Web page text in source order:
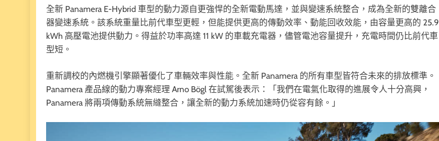
全新 Panamera E-Hybrid 車型的動力源自更強悍的全新電動馬達，並與變速系統整合，成為全新的雙離合
器變速系統。該系統重量比前代車型更輕，但能提供更高的傳動效率、動能回收效能，由容量更高的 25.9
kWh 高壓電池提供動力。得益於功率高達 11 kW 的車載充電器，儘管電池容量提升，充電時間仍比前代車
型短。
重新調校的內燃機引擎顯著優化了車輛效率與性能。全新 Panamera 的所有車型皆符合未來的排放標準。
Panamera 產品線的動力專案經理 Arno Bögl 在試駕後表示：「我們在電氣化取得的進展令人十分高興，
Panamera 將兩項傳動系統無縫整合，讓全新的動力系統加速時仍從容有餘。」